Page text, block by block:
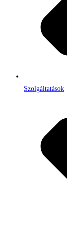
Szolgáltatások